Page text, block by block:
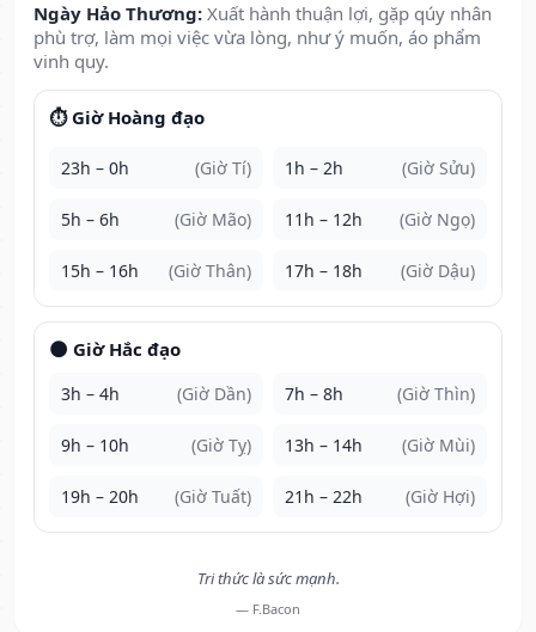
Ngày Hảo Thương: Xuất hành thuận lợi, gặp qúy nhân
phù trợ, làm mọi việc vừa lòng, như ý muốn, áo phẩm
vinh quy.
⏱️ Giờ Hoàng đạo
23h – 0h (Giờ Tí) 1h – 2h (Giờ Sửu)
5h – 6h (Giờ Mão) 11h – 12h (Giờ Ngọ)
15h – 16h (Giờ Thân) 17h – 18h (Giờ Dậu)
🌑 Giờ Hắc đạo
3h – 4h (Giờ Dần) 7h – 8h (Giờ Thìn)
9h – 10h (Giờ Tỵ) 13h – 14h (Giờ Mùi)
19h – 20h (Giờ Tuất) 21h – 22h (Giờ Hợi)
Tri thức là sức mạnh.
— F.Bacon